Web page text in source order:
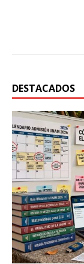
DESTACADOS